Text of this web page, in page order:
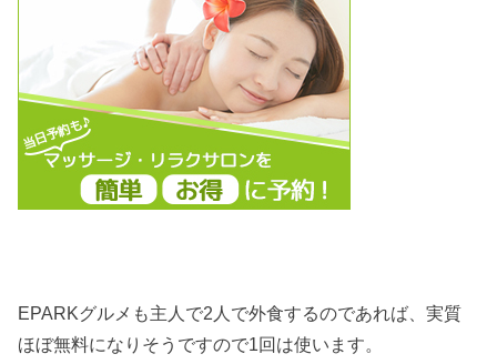
EPARKグルメも主人で2人で外食するのであれば、実質
ほぼ無料になりそうですので1回は使います。